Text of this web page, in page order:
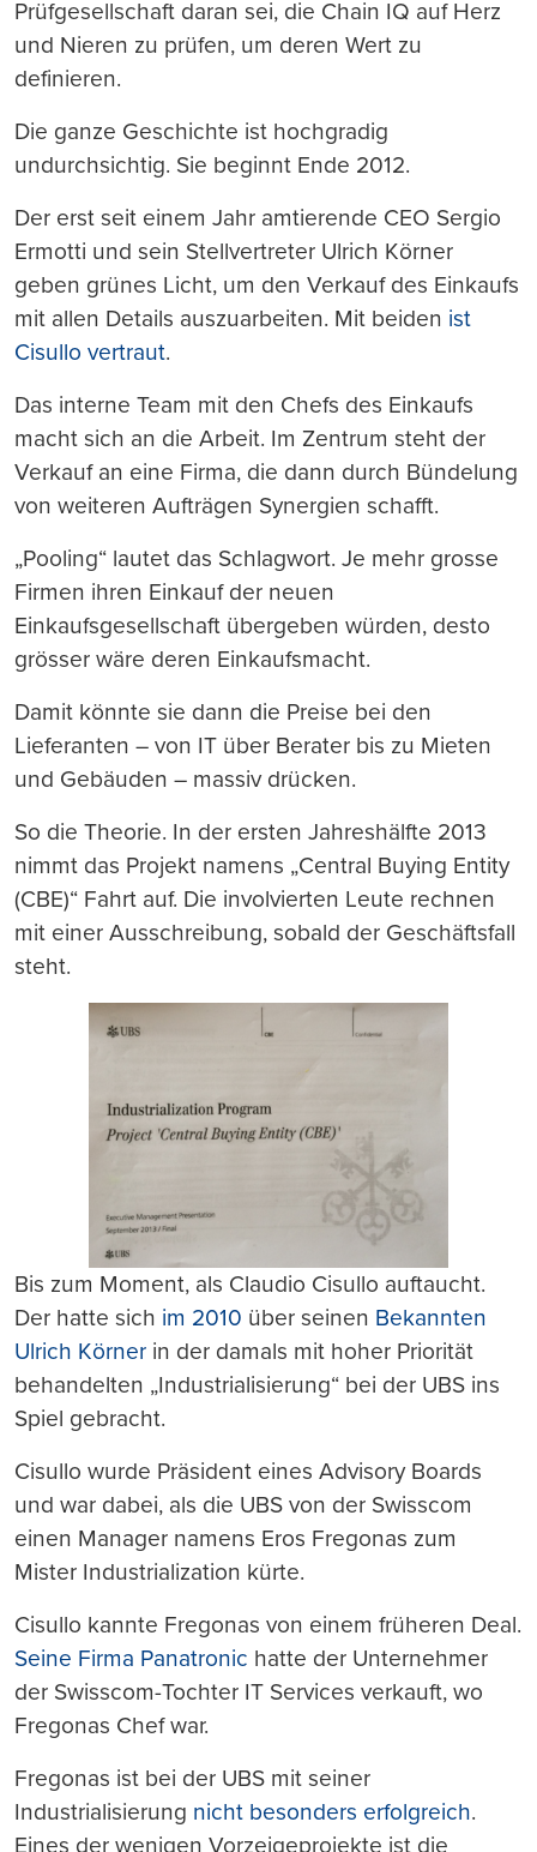
Prüfgesellschaft daran sei, die Chain IQ auf Herz
und Nieren zu prüfen, um deren Wert zu
definieren.
Die ganze Geschichte ist hochgradig
undurchsichtig. Sie beginnt Ende 2012.
Der erst seit einem Jahr amtierende CEO Sergio
Ermotti und sein Stellvertreter Ulrich Körner
geben grünes Licht, um den Verkauf des Einkaufs
mit allen Details auszuarbeiten. Mit beiden ist
Cisullo vertraut.
Das interne Team mit den Chefs des Einkaufs
macht sich an die Arbeit. Im Zentrum steht der
Verkauf an eine Firma, die dann durch Bündelung
von weiteren Aufträgen Synergien schafft.
„Pooling“ lautet das Schlagwort. Je mehr grosse
Firmen ihren Einkauf der neuen
Einkaufsgesellschaft übergeben würden, desto
grösser wäre deren Einkaufsmacht.
Damit könnte sie dann die Preise bei den
Lieferanten – von IT über Berater bis zu Mieten
und Gebäuden – massiv drücken.
So die Theorie. In der ersten Jahreshälfte 2013
nimmt das Projekt namens „Central Buying Entity
(CBE)“ Fahrt auf. Die involvierten Leute rechnen
mit einer Ausschreibung, sobald der Geschäftsfall
steht.
Bis zum Moment, als Claudio Cisullo auftaucht.
Der hatte sich im 2010 über seinen Bekannten
Ulrich Körner in der damals mit hoher Priorität
behandelten „Industrialisierung“ bei der UBS ins
Spiel gebracht.
Cisullo wurde Präsident eines Advisory Boards
und war dabei, als die UBS von der Swisscom
einen Manager namens Eros Fregonas zum
Mister Industrialization kürte.
Cisullo kannte Fregonas von einem früheren Deal.
Seine Firma Panatronic hatte der Unternehmer
der Swisscom-Tochter IT Services verkauft, wo
Fregonas Chef war.
Fregonas ist bei der UBS mit seiner
Industrialisierung nicht besonders erfolgreich.
Eines der wenigen Vorzeigeprojekte ist die